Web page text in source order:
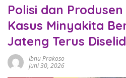
e
w
s
–
a
Polisi dan
Kasus Minyakita
Jateng Terus
Ibnu Prakoso
Juni 30, 2026